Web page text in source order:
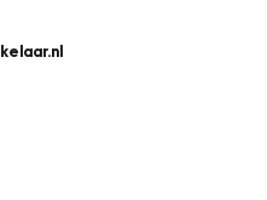
en zetfouten worden